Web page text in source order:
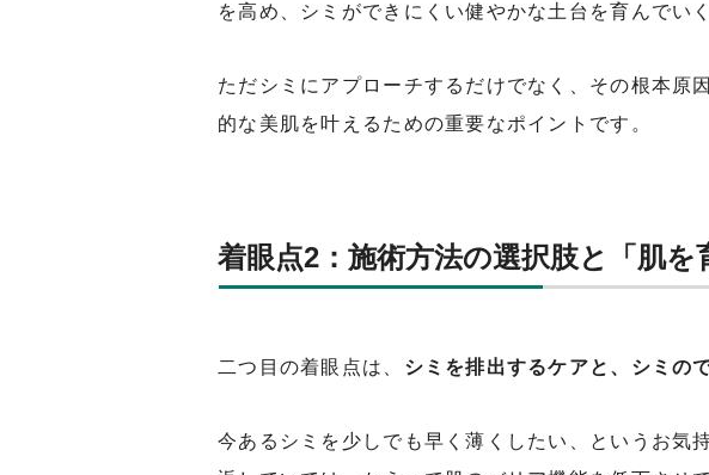
を高め、シミができにくい健やかな土台を育んでい
ただシミにアプローチするだけでなく、その根本原
的な美肌を叶えるための重要なポイントです。
着眼点2：施術方法の選択肢と「肌を
二つ目の着眼点は、 シミを排出するケアと、シミの
今あるシミを少しでも早く薄くしたい、というお気